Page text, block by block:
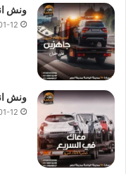
ونش
12
ونش
12